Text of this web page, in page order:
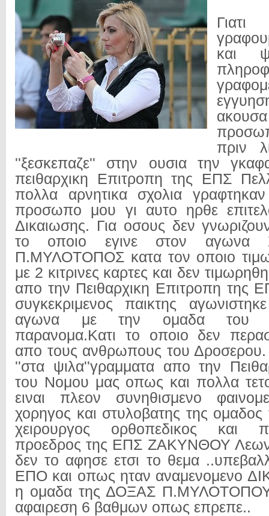
και
πριν
''ξεσκεπαζε'' στην ουσια την
πειθαρχικη Επιτροπη της ΕΠΣ
πολλα αρνητικα σχολια
προσωπο μου γι αυτο ηρθε
Δικαιωσης. Για οσους δεν
το οποιο εγινε στον αγωνα
Π.ΜΥΛΟΤΟΠΟΣ κατα τον οποιο
με 2 κιτρινες καρτες και δεν
απο την Πειθαρχικη Επιτροπη της
συγκεκριμενος παικτης
αγωνα με την ομαδα του
παρανομα.Κατι το οποιο δεν
απο τους ανθρωπους του
''στα ψιλα''γραμματα απο την
του Νομου μας οπως και πολλα
ειναι πλεον συνηθισμενο
χορηγος και στυλοβατης της
χειρουργος ορθοπεδικος και
προεδρος της ΕΠΣ ΖΑΚΥΝΘΟΥ
δεν το αφησε ετσι το θεμα
ΕΠΟ και οπως ηταν αναμενομενο
η ομαδα της ΔΟΞΑΣ Π.ΜΥΛΟΤΟΠΟΥ
αφαιρεση 6 βαθμων οπως επρεπε..